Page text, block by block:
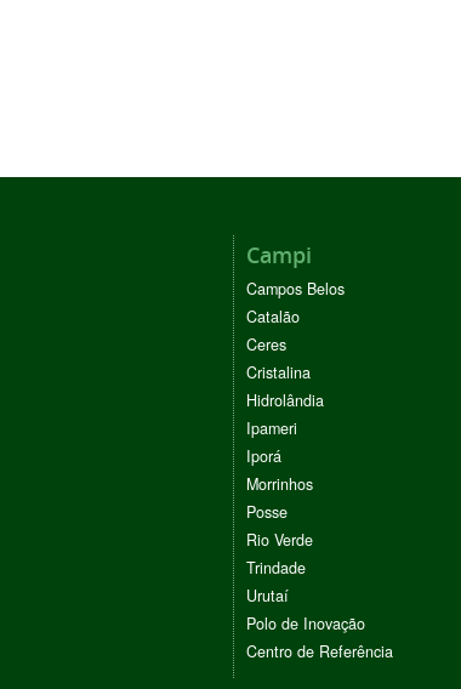
Campi
Campos Belos
Catalão
Ceres
Cristalina
Hidrolândia
Ipameri
Iporá
Morrinhos
Posse
Rio Verde
Trindade
Urutaí
Polo de Inovação
Centro de Referência